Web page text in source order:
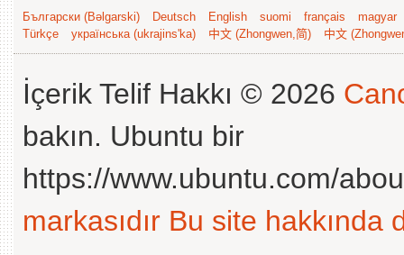
Български (Bəlgarski) Deutsch English suomi français
magyar
Türkçe
українська (ukrajins'ka) 中文 (Zhongwen,简) 中文
İçerik Telif Hakkı © 2026
bakın. Ubuntu bir
https://www.ubuntu.com/
markasıdır Bu site hakkında